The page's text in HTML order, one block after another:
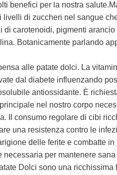
benefici per la nostra
di zuccheri nel sangue
carotenoidi, pigmenti
Botanicamente parlando
alle patate dolci. La
dal diabete influenzando
antiossidante. È
nel nostro corpo
Il consumo regolare di cibi
una resistenza contro le
delle ferite e combatte
necessaria per mantenere
Dolci sono una